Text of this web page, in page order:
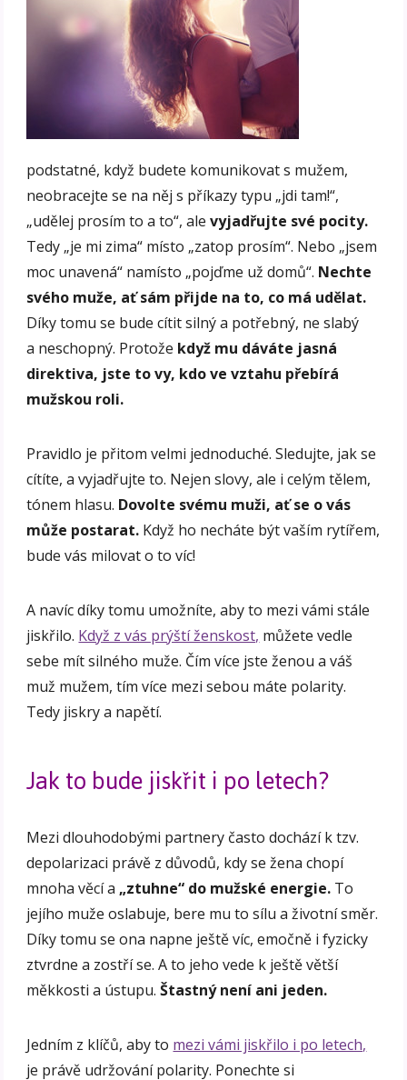
podstatné, když budete komunikovat s mužem,
neobracejte se na něj s příkazy typu „jdi tam!“,
„udělej prosím to a to“, alevyjadřujte své pocity.
Tedy „je mi zima“ místo „zatop prosím“. Nebo „jsem
moc unavená“ namísto „pojďme už domů“. Nechte
svého muže, ať sám přijde na to, co má udělat.
Díky tomu se bude cítit silný a potřebný, ne slabý
a neschopný. Protože když mu dáváte jasná
direktiva, jste to vy, kdo ve vztahu přebírá
mužskou roli.
Pravidlo je přitom velmi jednoduché. Sledujte, jak se
cítíte, a vyjadřujte to. Nejen slovy, ale i celým tělem,
tónem hlasu. Dovolte svému muži, ať se o vás
může postarat. Když ho necháte být vaším rytířem,
bude vás milovat o to víc!
A navíc díky tomu umožníte, aby to mezi vámi stále
jiskřilo. Když z vás prýští ženskost, můžete vedle
sebe mít silného muže. Čím více jste ženou a váš
muž mužem, tím více mezi sebou máte polarity.
Tedy jiskry a napětí.
Jak to bude jiskřit i po letech?
Mezi dlouhodobými partnery často dochází k tzv.
depolarizaci právě z důvodů, kdy se žena chopí
mnoha věcí a „ztuhne“ do mužské energie. To
jejího muže oslabuje, bere mu to sílu a životní směr.
Díky tomu se ona napne ještě víc, emočně i fyzicky
ztvrdne a zostří se. A to jeho vede k ještě větší
měkkosti a ústupu.Štastný není ani jeden.
Jedním z klíčů, aby to mezi vámi jiskřilo i po letech,
je právě udržování polarity. Ponechte si